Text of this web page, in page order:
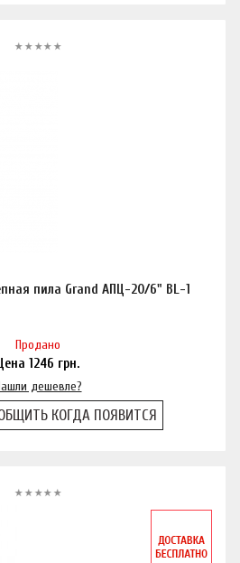
пила Grand АПЦ-20/6" BL-1
Продано
1246 грн.
дешевле?
КОГДА ПОЯВИТСЯ